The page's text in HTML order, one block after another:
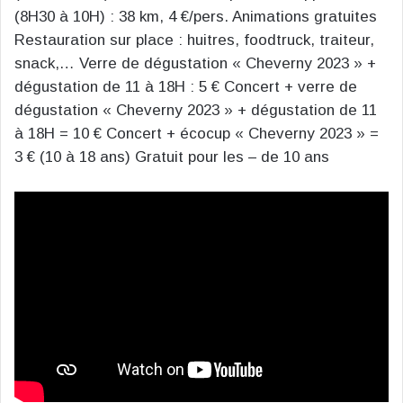
(8H30 à 10H) : 38 km, 4 €/pers. Animations gratuites
Restauration sur place : huitres, foodtruck, traiteur,
snack,… Verre de dégustation « Cheverny 2023 » +
dégustation de 11 à 18H : 5 € Concert + verre de
dégustation « Cheverny 2023 » + dégustation de 11
à 18H = 10 € Concert + écocup « Cheverny 2023 » =
3 € (10 à 18 ans) Gratuit pour les – de 10 ans